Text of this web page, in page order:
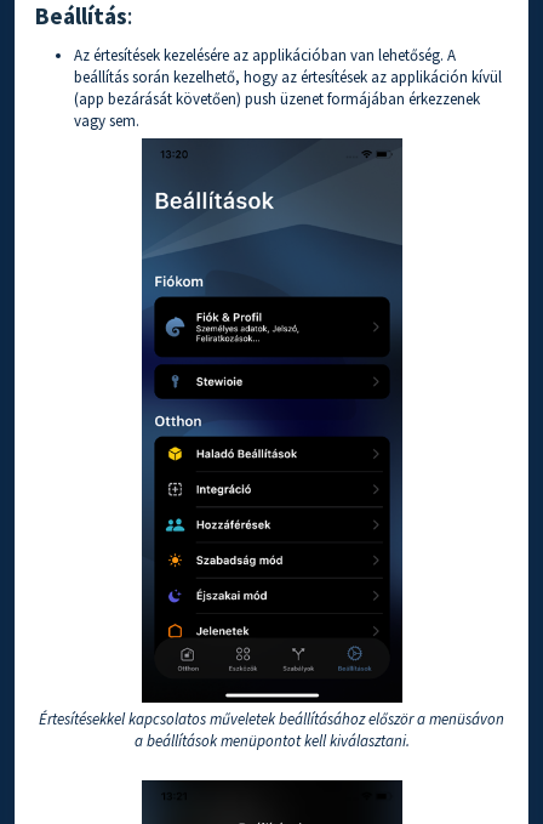
Beállítás:
Az értesítések kezelésére az applikációban van lehetőség. A
beállítás során kezelhető, hogy az értesítések az applikáción kívül
(app bezárását követően) push üzenet formájában érkezzenek
vagy sem.
Értesítésekkel kapcsolatos műveletek beállításához először a menüsávon
a beállítások menüpontot kell kiválasztani.